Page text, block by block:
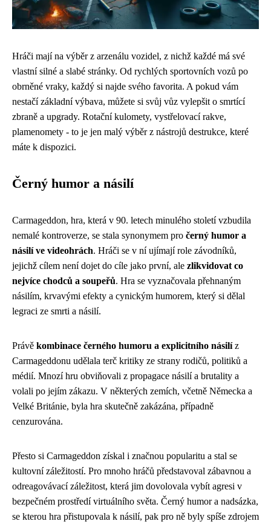
Hráči mají na výběr z arzenálu vozidel, z nichž každé má své
vlastní silné a slabé stránky. Od rychlých sportovních vozů po
obrněné vraky, každý si najde svého favorita. A pokud vám
nestačí základní výbava, můžete si svůj vůz vylepšit o smrtící
zbraně a upgrady. Rotační kulomety, vystřelovací rakve,
plamenomety - to je jen malý výběr z nástrojů destrukce, které
máte k dispozici.
Černý humor a násilí
Carmageddon, hra, která v 90. letech minulého století vzbudila
nemalé kontroverze, se stala synonymem pro černý humor a
násilí ve videohrách. Hráči se v ní ujímají role závodníků,
jejichž cílem není dojet do cíle jako první, ale zlikvidovat co
nejvíce chodců a soupeřů. Hra se vyznačovala přehnaným
násilím, krvavými efekty a cynickým humorem, který si dělal
legraci ze smrti a násilí.
Právě kombinace černého humoru a explicitního násilíz
Carmageddonu udělala terč kritiky ze strany rodičů, politiků a
médií. Mnozí hru obviňovali z propagace násilí a brutality a
volali po jejím zákazu. V některých zemích, včetně Německa a
Velké Británie, byla hra skutečně zakázána, případně
cenzurována.
Přesto si Carmageddon získal i značnou popularitu a stal se
kultovní záležitostí. Pro mnoho hráčů představoval zábavnou a
odreagovávací záležitost, která jim dovolovala vybít agresi v
bezpečném prostředí virtuálního světa. Černý humor a nadsázka,
se kterou hra přistupovala k násilí, pak pro ně byly spíše zdrojem